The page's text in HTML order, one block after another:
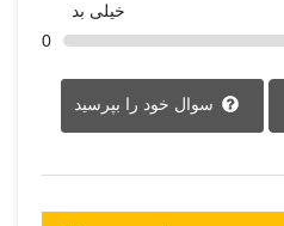
خیلی بد
0
سوال خود را بپرسید